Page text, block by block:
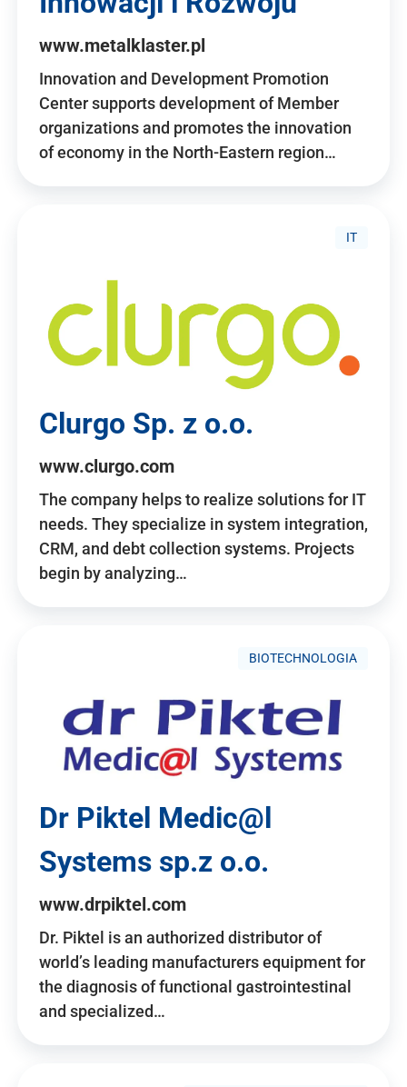
www.metalklaster.pl
Innovation and Development Promotion
Center supports development of Member
organizations and promotes the innovation
of economy in the North-Eastern region…
IT
Clurgo Sp. z o.o.
www.clurgo.com
The company helps to realize solutions for IT
needs. They specialize in system integration,
CRM, and debt collection systems. Projects
begin by analyzing…
BIOTECHNOLOGIA
Dr Piktel Medic@l
Systems sp.z o.o.
www.drpiktel.com
Dr. Piktel is an authorized distributor of
world’s leading manufacturers equipment for
the diagnosis of functional gastrointestinal
and specialized…